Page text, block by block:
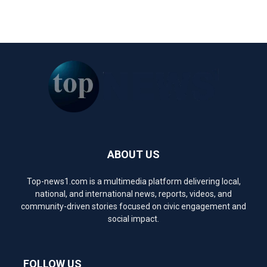
ABOUT US
Top-news1.com is a multimedia platform delivering local,
national, and international news, reports, videos, and
community-driven stories focused on civic engagement and
social impact.
FOLLOW US